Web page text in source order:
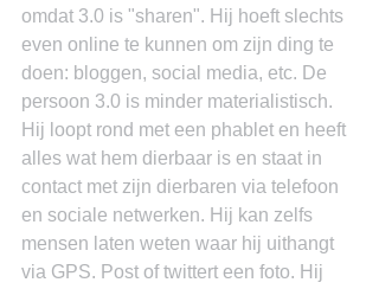
omdat 3.0 is "sharen". Hij hoeft slechts
even online te kunnen om zijn ding te
doen: bloggen, social media, etc. De
persoon 3.0 is minder materialistisch.
Hij loopt rond met een phablet en heeft
alles wat hem dierbaar is en staat in
contact met zijn dierbaren via telefoon
en sociale netwerken. Hij kan zelfs
mensen laten weten waar hij uithangt
via GPS. Post of twittert een foto. Hij